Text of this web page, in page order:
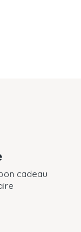
cadeau